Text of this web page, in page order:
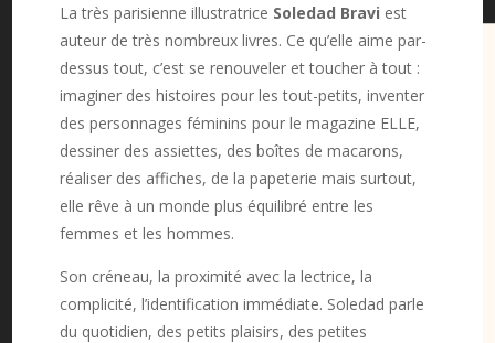
La très parisienne illustratrice Soledad Bravi est
auteur de très nombreux livres. Ce qu’elle aime par-
dessus tout, c’est se renouveler et toucher à tout :
imaginer des histoires pour les tout-petits, inventer
des personnages féminins pour le magazine ELLE,
dessiner des assiettes, des boîtes de macarons,
réaliser des affiches, de la papeterie mais surtout,
elle rêve à un monde plus équilibré entre les
femmes et les hommes.
Son créneau, la proximité avec la lectrice, la
complicité, l’identification immédiate. Soledad parle
du quotidien, des petits plaisirs, des petites